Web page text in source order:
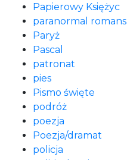
Papierowy Księżyc
paranormal romans
Paryż
Pascal
patronat
pies
Pismo święte
podróż
poezja
Poezja/dramat
policja